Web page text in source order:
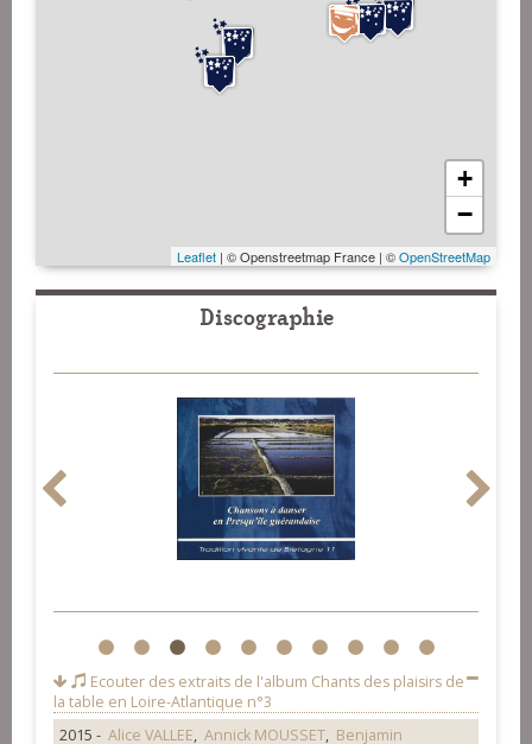
+
−
Leaflet | © Openstreetmap France | ©OpenStreetMap
Discographie
1 2 3 4 5 6 7 8 9 10
Ecouter des extraits de l'album Chants des plaisirs de
la table en Loire-Atlantique n°3
2015 - Alice VALLEE, Annick MOUSSET, Benjamin